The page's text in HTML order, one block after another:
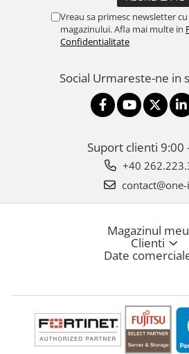
Vreau sa primesc newsletter
magazinului. Afla mai multe in
Confidentialitate
Social Urmareste-ne in
Suport clienti 9:00
+40
Magazinul meu
Clienti
Date